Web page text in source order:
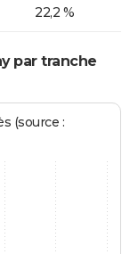
22,2 %
par tranche
(source :